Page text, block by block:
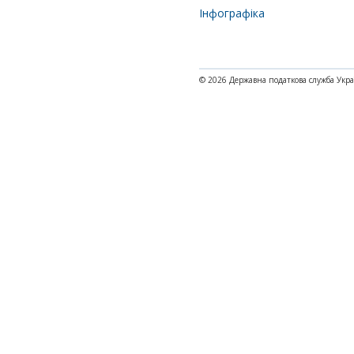
Інфографіка
© 2026 Державна податкова служба